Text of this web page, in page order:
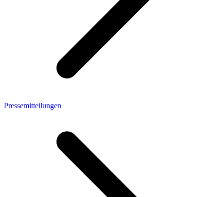
Pressemitteilungen